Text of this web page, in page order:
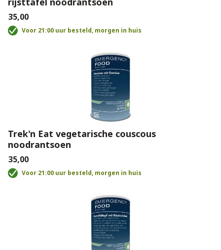
€35,00
Voor 21:00 uur besteld, morgen in huis
Trek'n Eat vegetarische couscous
noodrantsoen
€35,00
Voor 21:00 uur besteld, morgen in huis